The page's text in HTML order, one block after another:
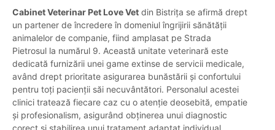
Cabinet Veterinar Pet Love Vet din Bistrița se afirmă drept
un partener de încredere în domeniul îngrijirii sănătății
animalelor de companie, fiind amplasat pe Strada
Pietrosul la numărul 9. Această unitate veterinară este
dedicată furnizării unei game extinse de servicii medicale,
având drept prioritate asigurarea bunăstării și confortului
pentru toți pacienții săi necuvântători. Personalul acestei
clinici tratează fiecare caz cu o atenție deosebită, empatie
și profesionalism, asigurând obținerea unui diagnostic
corect și stabilirea unui tratament adaptat individual